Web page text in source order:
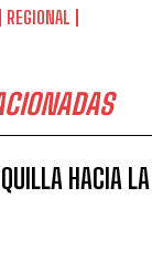
REGIONAL
HACIA